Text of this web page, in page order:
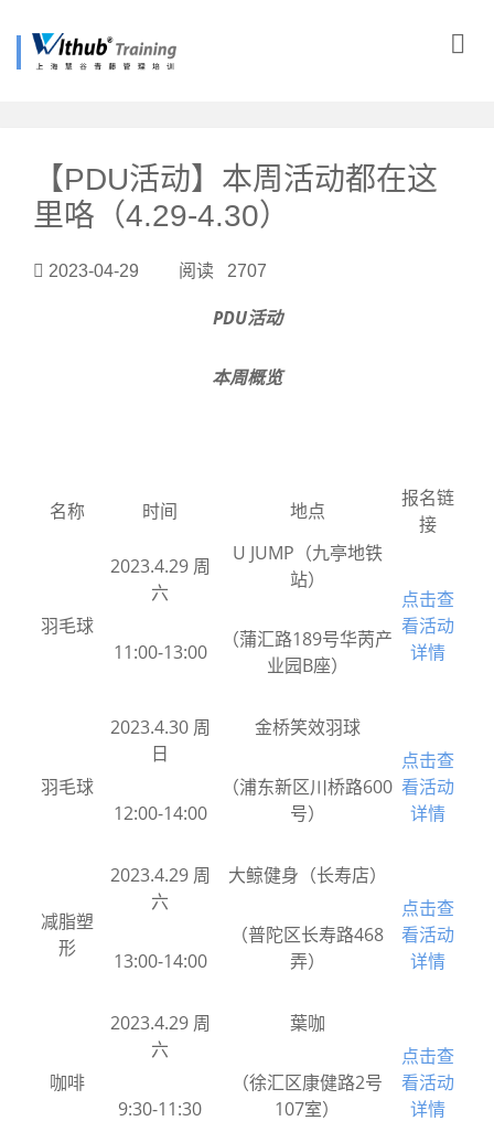
【PDU活动】本周活动都在这
里咯（4.29-4.30）
2023-04-29 阅读 2707
PDU活动
本周概览
名称 时间 地点
报名链
接
羽毛球
2023.4.29 周
六
11:00-13:00
U JUMP（九亭地铁
站）
（蒲汇路189号华苪产
业园B座）
点击查
看活动
详情
羽毛球
2023.4.30 周
日
12:00-14:00
金桥笑效羽球
（浦东新区川桥路600
号）
点击查
看活动
详情
减脂塑
形
2023.4.29 周
六
13:00-14:00
大鲸健身（长寿店）
（普陀区长寿路468
弄）
点击查
看活动
详情
咖啡
2023.4.29 周
六
9:30-11:30
葉咖
（徐汇区康健路2号
107室）
点击查
看活动
详情